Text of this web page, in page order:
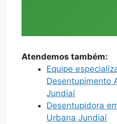
Atendemos também:
Equipe
Desentupimento
Jundiaí
Desentupidora
Urbana Jundiaí